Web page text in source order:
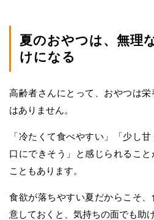
夏のおやつは、無理
けになる
高齢者さんにとって、おやつは
はありません。
「冷たくて食べやすい」「少し
口にできそう」と感じられるこ
こともあります。
食欲が落ちやすい夏だからこそ
意しておくと、気持ちの面でも助